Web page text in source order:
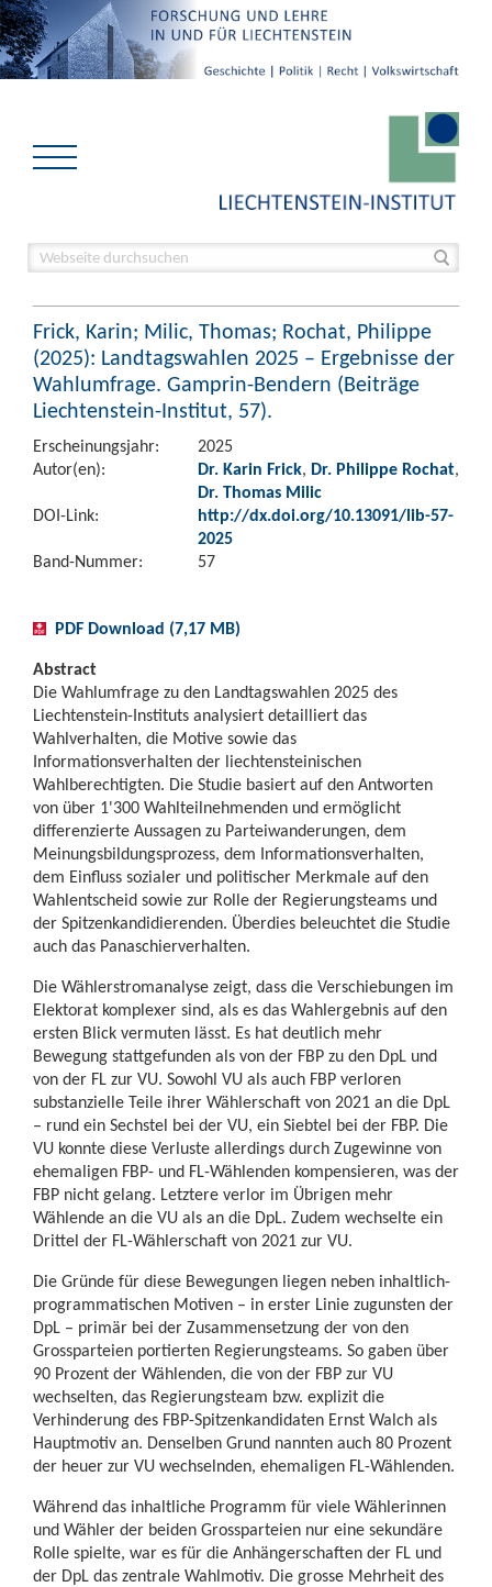
Frick, Karin; Milic, Thomas; Rochat, Philippe
(2025): Landtagswahlen 2025 – Ergebnisse der
Wahlumfrage. Gamprin-Bendern (Beiträge
Liechtenstein-Institut, 57).
Erscheinungsjahr:
2025
Autor(en):
Dr. Karin Frick, Dr. Philippe Rochat,
Dr. Thomas Milic
DOI-Link:
http://dx.doi.org/10.13091/lib-57-
2025
Band-Nummer:
57
PDF Download (7,17 MB)
Abstract
Die Wahlumfrage zu den Landtagswahlen 2025 des
Liechtenstein-Instituts analysiert detailliert das
Wahlverhalten, die Motive sowie das
Informationsverhalten der liechtensteinischen
Wahlberechtigten. Die Studie basiert auf den Antworten
von über 1'300 Wahlteilnehmenden und ermöglicht
differenzierte Aussagen zu Parteiwanderungen, dem
Meinungsbildungsprozess, dem Informationsverhalten,
dem Einfluss sozialer und politischer Merkmale auf den
Wahlentscheid sowie zur Rolle der Regierungsteams und
der Spitzenkandidierenden. Überdies beleuchtet die Studie
auch das Panaschierverhalten.
Die Wählerstromanalyse zeigt, dass die Verschiebungen im
Elektorat komplexer sind, als es das Wahlergebnis auf den
ersten Blick vermuten lässt. Es hat deutlich mehr
Bewegung stattgefunden als von der FBP zu den DpL und
von der FL zur VU. Sowohl VU als auch FBP verloren
substanzielle Teile ihrer Wählerschaft von 2021 an die DpL
– rund ein Sechstel bei der VU, ein Siebtel bei der FBP. Die
VU konnte diese Verluste allerdings durch Zugewinne von
ehemaligen FBP- und FL-Wählenden kompensieren, was der
FBP nicht gelang. Letztere verlor im Übrigen mehr
Wählende an die VU als an die DpL. Zudem wechselte ein
Drittel der FL-Wählerschaft von 2021 zur VU.
Die Gründe für diese Bewegungen liegen neben inhaltlich-
programmatischen Motiven – in erster Linie zugunsten der
DpL – primär bei der Zusammensetzung der von den
Grossparteien portierten Regierungsteams. So gaben über
90 Prozent der Wählenden, die von der FBP zur VU
wechselten, das Regierungsteam bzw. explizit die
Verhinderung des FBP-Spitzenkandidaten Ernst Walch als
Hauptmotiv an. Denselben Grund nannten auch 80 Prozent
der heuer zur VU wechselnden, ehemaligen FL-Wählenden.
Während das inhaltliche Programm für viele Wählerinnen
und Wähler der beiden Grossparteien nur eine sekundäre
Rolle spielte, war es für die Anhängerschaften der FL und
der DpL das zentrale Wahlmotiv. Die grosse Mehrheit des